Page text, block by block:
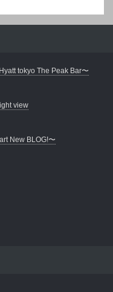
tokyo The Peak Bar〜
view
New BLOG!〜